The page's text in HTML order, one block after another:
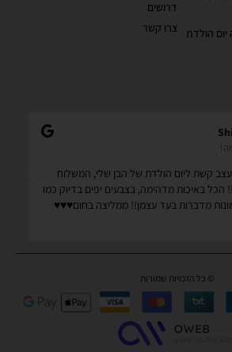
יום הולדת
דרושים
צרו קשר
קשת ליום הולדת של הבן שלי, המשלוח
באיכות מדהימה, בצבעים יפים בדיוק כמו
מדברות בעד עצמן!! ממליצה בחום♥️♥️♥️
© כל הזכויות שמורות